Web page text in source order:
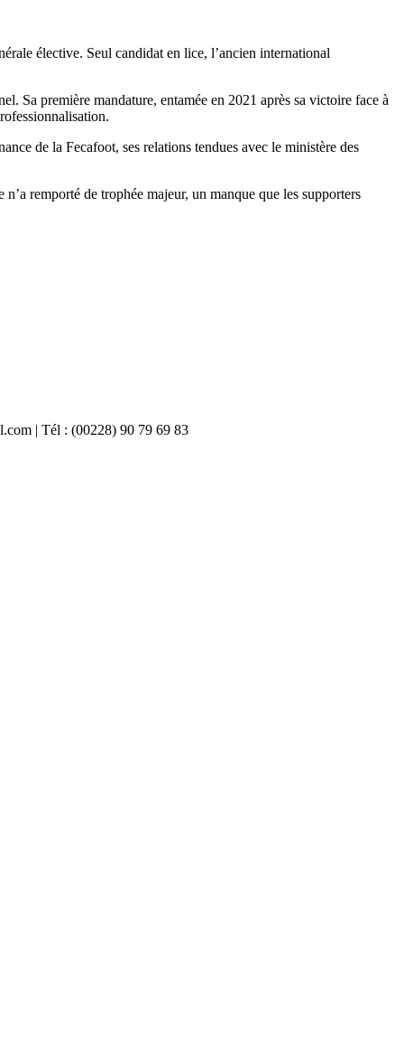
élective. Seul candidat en lice, l’ancien international
Sa première mandature, entamée en 2021 après sa victoire face à
de la Fecafoot, ses relations tendues avec le ministère des
remporté de trophée majeur, un manque que les supporters
| Tél : (00228) 90 79 69 83